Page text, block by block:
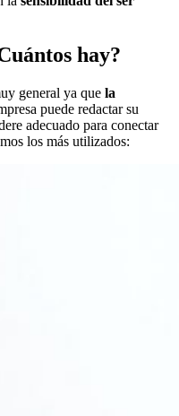
hay?
general ya que la
puede redactar su
adecuado para conectar
los más utilizados: